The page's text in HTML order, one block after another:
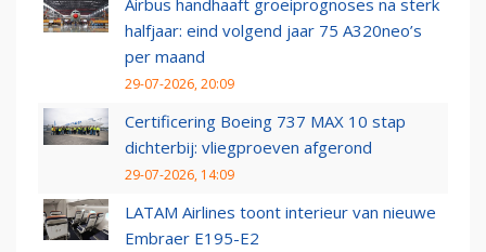
Airbus handhaaft groeiprognoses na sterk
halfjaar: eind volgend jaar 75 A320neo’s
per maand
29-07-2026, 20:09
Certificering Boeing 737 MAX 10 stap
dichterbij: vliegproeven afgerond
29-07-2026, 14:09
LATAM Airlines toont interieur van nieuwe
Embraer E195-E2